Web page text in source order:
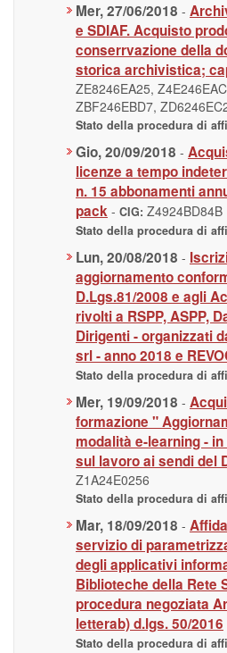
Mer, 27/06/2018 -
e SDIAF. Acquisto
conserrvazione della
storica archivistica;
ZE8246EA25,
ZBF246EBD7,
Stato della procedura di
Gio, 20/09/2018 -
licenze a tempo
n. 15 abbonamenti
pack - CIG: Z4924BD84B
Stato della procedura di
Lun, 20/08/2018 -
aggiornamento
D.Lgs.81/2008 e agli
rivolti a RSPP, ASPP,
Dirigenti - organizzati
srl - anno 2018 e
Stato della procedura di
Mer, 19/09/2018 -
formazione "
modalità e-learning -
sul lavoro ai sendi del
Z1A24E0256
Stato della procedura di
Mar, 18/09/2018 -
servizio di
degli applicativi
Biblioteche della Rete
procedura negoziata
letterab) d.lgs. 50/2016
Stato della procedura di